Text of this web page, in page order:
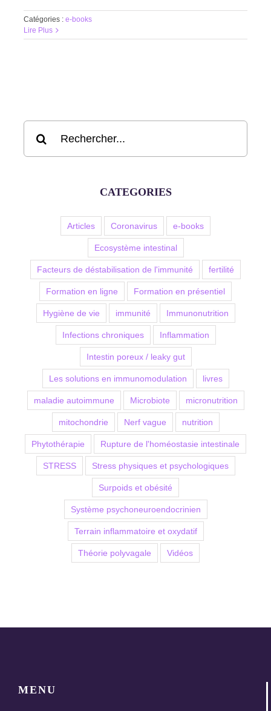
Catégories : e-books
Lire Plus
CATEGORIES
Articles Coronavirus e-books
Ecosystème intestinal
Facteurs de déstabilisation de l'immunité fertilité
Formation en ligne Formation en présentiel
Hygiène de vie immunité Immunonutrition
Infections chroniques Inflammation
Intestin poreux / leaky gut
Les solutions en immunomodulation livres
maladie autoimmune Microbiote micronutrition
mitochondrie Nerf vague nutrition
Phytothérapie Rupture de l'homéostasie intestinale
STRESS Stress physiques et psychologiques
Surpoids et obésité
Système psychoneuroendocrinien
Terrain inflammatoire et oxydatif
Théorie polyvagale Vidéos
MENU